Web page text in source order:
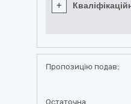
+
Пропозицію подав:
Остаточна